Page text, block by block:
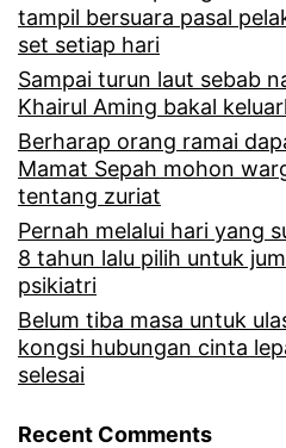
tampil bersuara pasal
set setiap hari
Sampai turun laut sebab
Khairul Aming bakal
Berharap orang ramai
Mamat Sepah mohon
tentang zuriat
Pernah melalui hari yang
8 tahun lalu pilih untuk
psikiatri
Belum tiba masa untuk
kongsi hubungan cinta
selesai
Recent Comments